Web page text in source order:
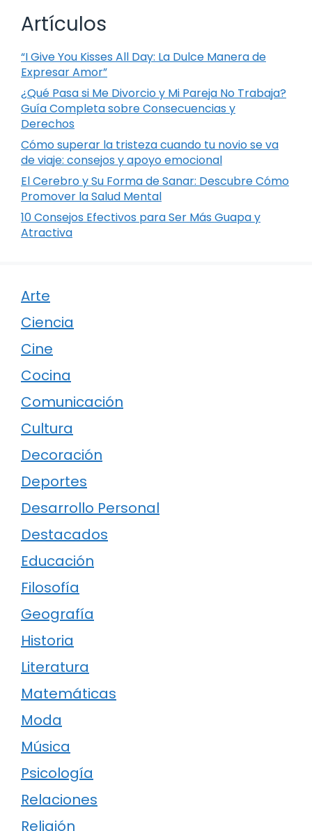
Artículos
“I Give You Kisses All Day: La Dulce Manera de
Expresar Amor”
¿Qué Pasa si Me Divorcio y Mi Pareja No Trabaja?
Guía Completa sobre Consecuencias y
Derechos
Cómo superar la tristeza cuando tu novio se va
de viaje: consejos y apoyo emocional
El Cerebro y Su Forma de Sanar: Descubre Cómo
Promover la Salud Mental
10 Consejos Efectivos para Ser Más Guapa y
Atractiva
Arte
Ciencia
Cine
Cocina
Comunicación
Cultura
Decoración
Deportes
Desarrollo Personal
Destacados
Educación
Filosofía
Geografía
Historia
Literatura
Matemáticas
Moda
Música
Psicología
Relaciones
Religión